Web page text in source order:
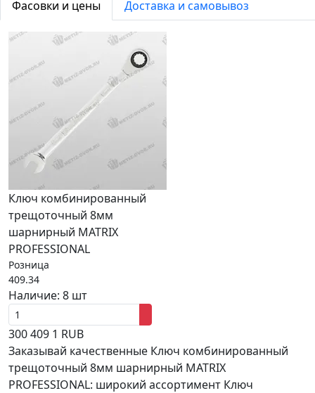
Фасовки и цены Доставка и самовывоз
Ключ комбинированный
трещоточный 8мм
шарнирный MATRIX
PROFESSIONAL
Розница
409.34
Наличие: 8 шт
300409 1 RUB
Заказывай качественные Ключ комбинированный
трещоточный 8мм шарнирный MATRIX
PROFESSIONAL: широкий ассортимент Ключ